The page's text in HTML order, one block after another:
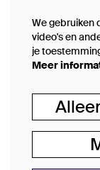
We gebruiken
video's en
je
Meer